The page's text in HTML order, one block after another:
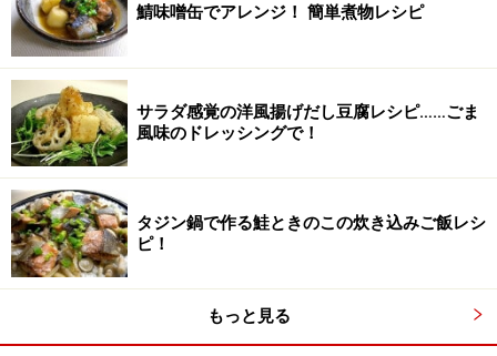
鯖味噌缶でアレンジ！ 簡単煮物レシピ
サラダ感覚の洋風揚げだし豆腐レシピ……ごま
風味のドレッシングで！
タジン鍋で作る鮭ときのこの炊き込みご飯レシ
ピ！
もっと見る